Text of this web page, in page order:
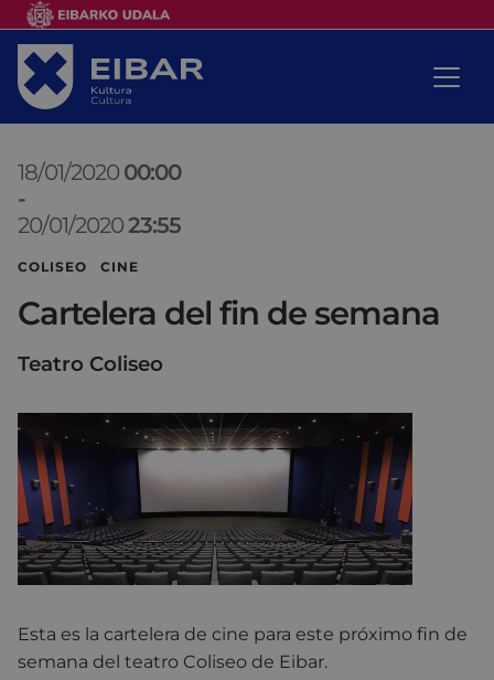
18/01/2020 00:00
-
20/01/202023:55
COLISEO CINE
Cartelera del fin de semana
Teatro Coliseo
Esta es la cartelera de cine para este próximo fin de
semana del teatro Coliseo de Eibar.